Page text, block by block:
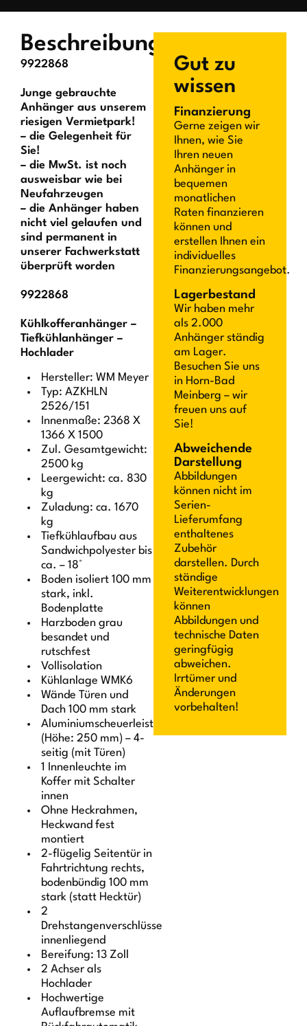
Beschreibung
9922868
Junge gebrauchte
Anhänger aus unserem
riesigen Vermietpark!
– die Gelegenheit für
Sie!
– die MwSt. ist noch
ausweisbar wie bei
Neufahrzeugen
– die Anhänger haben
nicht viel gelaufen und
sind permanent in
unserer Fachwerkstatt
überprüft worden
9922868
Kühlkofferanhänger –
Tiefkühlanhänger –
Hochlader
Hersteller: WM Meyer
Typ: AZKHLN
2526/151
Innenmaße: 2368 X
1366 X 1500
Zul. Gesamtgewicht:
2500 kg
Leergewicht: ca. 830
kg
Zuladung: ca. 1670
kg
Tiefkühlaufbau aus
Sandwichpolyester bis
ca. – 18°
Boden isoliert 100 mm
stark, inkl.
Bodenplatte
Harzboden grau
besandet und
rutschfest
Vollisolation
Kühlanlage WMK6
Wände Türen und
Dach 100 mm stark
Aluminiumscheuerleiste
(Höhe: 250 mm) – 4-
seitig (mit Türen)
1 Innenleuchte im
Koffer mit Schalter
innen
Ohne Heckrahmen,
Heckwand fest
montiert
2-flügelig Seitentür in
Fahrtrichtung rechts,
bodenbündig 100 mm
stark (statt Hecktür)
2
Drehstangenverschlüsse
innenliegend
Bereifung: 13 Zoll
2 Achser als
Hochlader
Hochwertige
Auflaufbremse mit
Gut zu
wissen
Finanzierung
Gerne zeigen wir
Ihnen, wie Sie
Ihren neuen
Anhänger in
bequemen
monatlichen
Raten finanzieren
können und
erstellen Ihnen ein
individuelles
Finanzierungsangebot.
Lagerbestand
Wir haben mehr
als 2.000
Anhänger ständig
am Lager.
Besuchen Sie uns
in Horn-Bad
Meinberg – wir
freuen uns auf
Sie!
Abweichende
Darstellung
Abbildungen
können nicht im
Serien-
Lieferumfang
enthaltenes
Zubehör
darstellen. Durch
ständige
Weiterentwicklungen
können
Abbildungen und
technische Daten
geringfügig
abweichen.
Irrtümer und
Änderungen
vorbehalten!